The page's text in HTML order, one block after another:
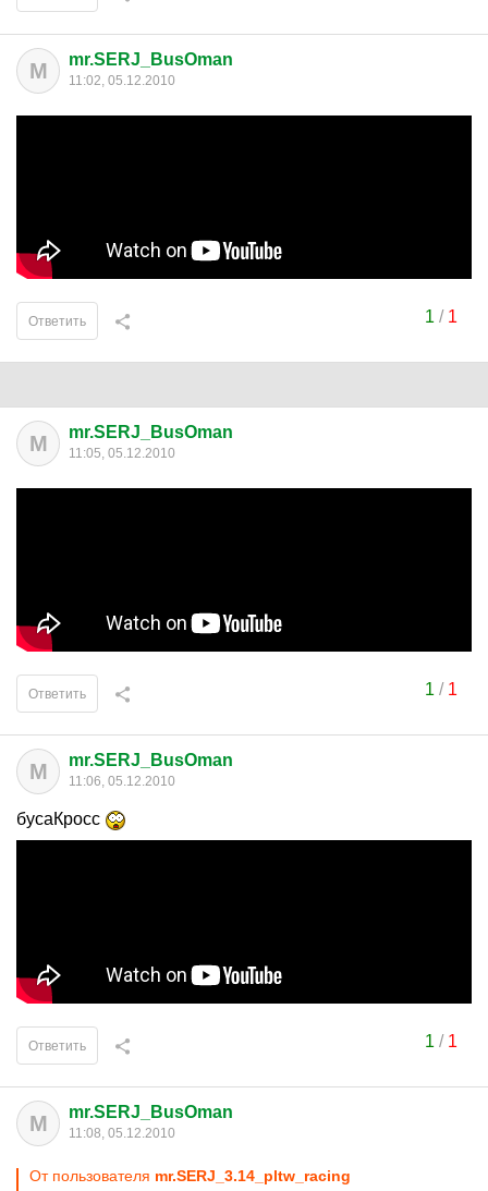
M mr.SERJ_BusOman
11:02, 05.12.2010
1 / 1
Ответить
M mr.SERJ_BusOman
11:05, 05.12.2010
1 / 1
Ответить
M mr.SERJ_BusOman
11:06, 05.12.2010
бусаКросс
1 / 1
Ответить
M mr.SERJ_BusOman
11:08, 05.12.2010
От пользователя mr.SERJ_3.14_pltw_racing